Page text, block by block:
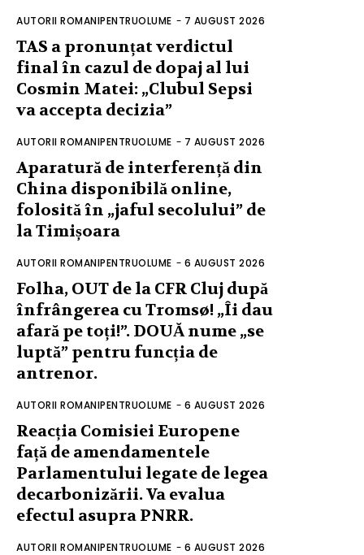
AUTORII ROMANIPENTRUOLUME - 7 AUGUST 2026
TAS a pronunțat verdictul
final în cazul de dopaj al lui
Cosmin Matei: „Clubul Sepsi
va accepta decizia”
AUTORII ROMANIPENTRUOLUME - 7 AUGUST 2026
Aparatură de interferență din
China disponibilă online,
folosită în „jaful secolului” de
la Timișoara
AUTORII ROMANIPENTRUOLUME - 6 AUGUST 2026
Folha, OUT de la CFR Cluj după
înfrângerea cu Tromsø! „Îi dau
afară pe toți!”. DOUĂ nume „se
luptă” pentru funcția de
antrenor.
AUTORII ROMANIPENTRUOLUME - 6 AUGUST 2026
Reacția Comisiei Europene
față de amendamentele
Parlamentului legate de legea
decarbonizării. Va evalua
efectul asupra PNRR.
AUTORII ROMANIPENTRUOLUME - 6 AUGUST 2026